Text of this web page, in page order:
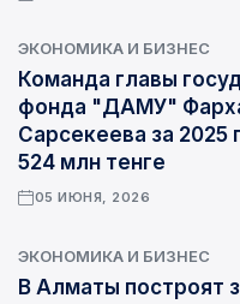
ЭКОНОМИКА И БИЗНЕС
Команда главы
фонда "ДАМУ"
Сарсекеева за 2025
524 млн тенге
05 ИЮНЯ, 2026
ЭКОНОМИКА И БИЗНЕС
В Алматы построят